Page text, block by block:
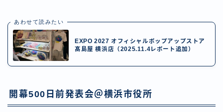
あわせて読みたい
EXPO 2027 オフィシャルポップアップストア
髙島屋 横浜店（2025.11.4レポート追加）
開幕500日前発表会＠横浜市役所